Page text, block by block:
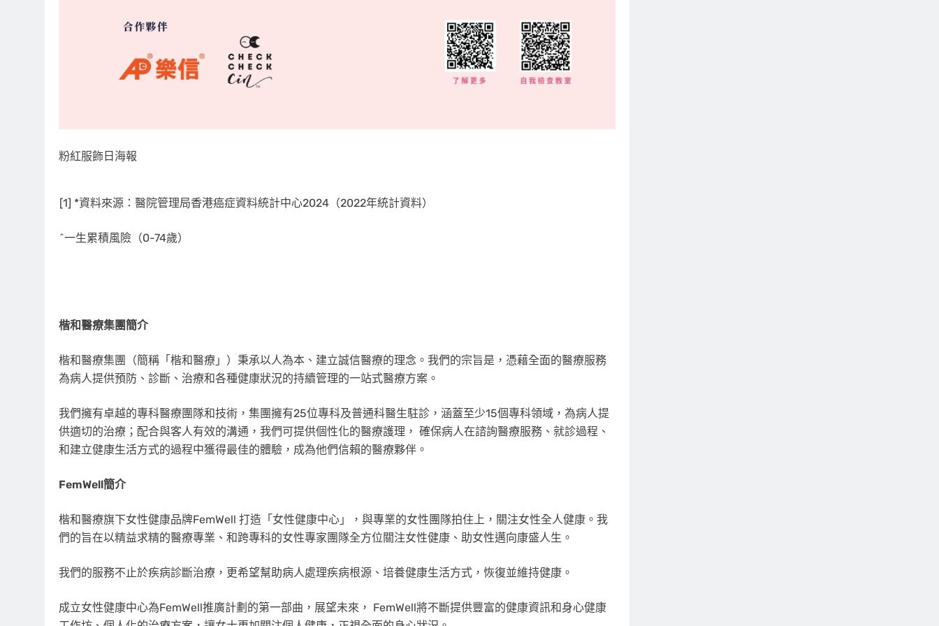
粉紅服飾日海報
[1] *資料來源：醫院管理局香港癌症資料統計中心2024（2022年統計資料）
^一生累積風險（0-74歲）
楷和醫療集團簡介
楷和醫療集團（簡稱「楷和醫療」）秉承以人為本、建立誠信醫療的理念。我們的宗旨是，憑藉全面的醫療服務
為病人提供預防、診斷、治療和各種健康狀況的持續管理的一站式醫療方案。
我們擁有卓越的專科醫療團隊和技術，集團擁有25位專科及普通科醫⽣駐診，涵蓋⾄少15個專科領域，為病⼈提
供適切的治療；配合與客人有效的溝通，我們可提供個性化的醫療護理， 確保病人在諮詢醫療服務、就診過程、
和建立健康生活方式的過程中獲得最佳的體驗，成為他們信賴的醫療夥伴。
FemWell簡介
楷和醫療旗下女性健康品牌FemWell 打造「女性健康中心」，與專業的女性團隊拍住上，關注女性全人健康。我
們的旨在以精益求精的醫療專業、和跨專科的女性專家團隊全方位關注女性健康、助女性邁向康盛人生。
我們的服務不止於疾病診斷治療，更希望幫助病人處理疾病根源、培養健康生活方式，恢復並維持健康。
成立女性健康中心為FemWell推廣計劃的第一部曲，展望未來， FemWell將不斷提供豐富的健康資訊和身心健康